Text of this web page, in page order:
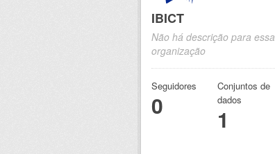
IBICT
Não há descrição para essa
organização
Seguidores
0
Conjuntos de
dados
1